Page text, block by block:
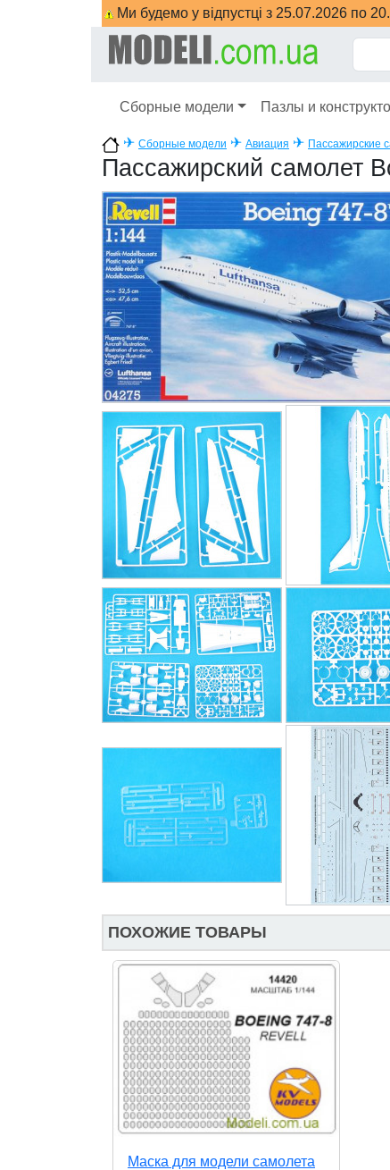
Ми будемо у відпустці з 25.07.2026 по
Сборные модели Пазлы и
✈ Сборные модели ✈ Авиация ✈ Пассажирские
Пассажирский самолет
ПОХОЖИЕ ТОВАРЫ
Маска для модели самолета